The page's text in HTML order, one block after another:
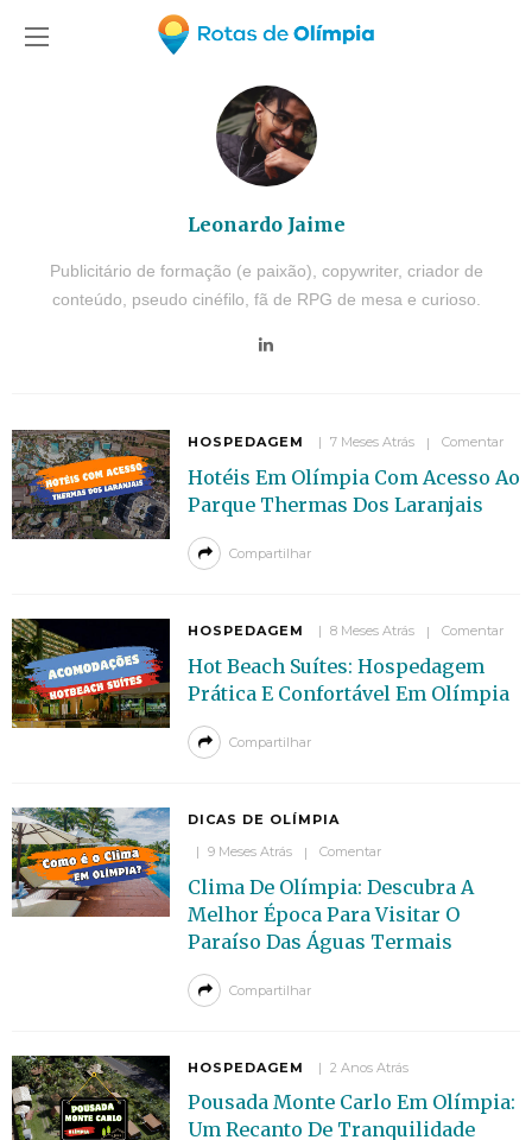
Leonardo Jaime
Publicitário de formação (e paixão), copywriter, criador de
conteúdo, pseudo cinéfilo, fã de RPG de mesa e curioso.
HOSPEDAGEM 7 Meses Atrás Comentar
Hotéis Em Olímpia Com Acesso Ao
Parque Thermas Dos Laranjais
Compartilhar
HOSPEDAGEM 8 Meses Atrás Comentar
Hot Beach Suítes: Hospedagem
Prática E Confortável Em Olímpia
Compartilhar
DICAS DE OLÍMPIA
9 Meses Atrás
Comentar
Clima De Olímpia: Descubra A
Melhor Época Para Visitar O
Paraíso Das Águas Termais
Compartilhar
HOSPEDAGEM 2 Anos Atrás
Pousada Monte Carlo Em Olímpia:
Um Recanto De Tranquilidade